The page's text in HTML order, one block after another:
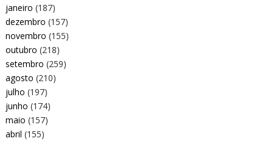
janeiro (187)
dezembro (157)
novembro (155)
outubro (218)
setembro (259)
agosto (210)
julho (197)
junho (174)
maio (157)
abril (155)